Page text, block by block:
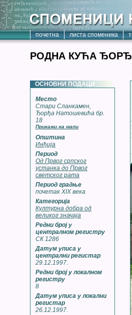
почетна листа споменика
РОДНА КУЋА
ОСНОВНИ ПОДАЦИ
Место
Стари Сланкамен,
Ђорђа Натошевића бр.
18
Прикажи на мапи
Општина
Инђија
Период
Од Првог српског
устанка до Првог
светског рата
Период градње
почетак XIX века
Категорија
Културна добра од
великог значаја
Редни број у
централном регистру
СК 1286
Датум уписа у
централни регистар
29.12.1997.
Редни број у локалном
регистру
8
Датум уписа у локални
регистар
26.12.1997.